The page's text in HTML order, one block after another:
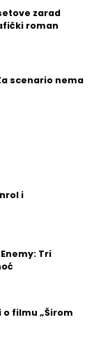
zarad
roman
Za scenario nema
i
Tri
filmu „Širom